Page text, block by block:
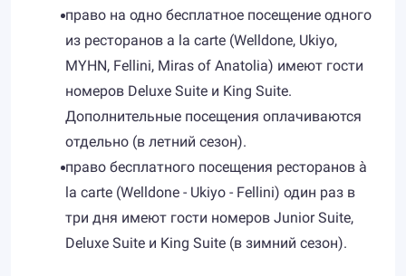
право на одно бесплатное посещение одного
из ресторанов a la carte (Welldone, Ukiyo,
MYHN, Fellini, Miras of Anatolia) имеют гости
номеров Deluxe Suite и King Suite.
Дополнительные посещения оплачиваются
отдельно (в летний сезон).
право бесплатного посещения ресторанов à
la carte (Welldone - Ukiyo - Fellini) один раз в
три дня имеют гости номеров Junior Suite,
Deluxe Suite и King Suite (в зимний сезон).